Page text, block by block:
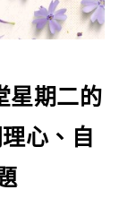
星期二的
心、自